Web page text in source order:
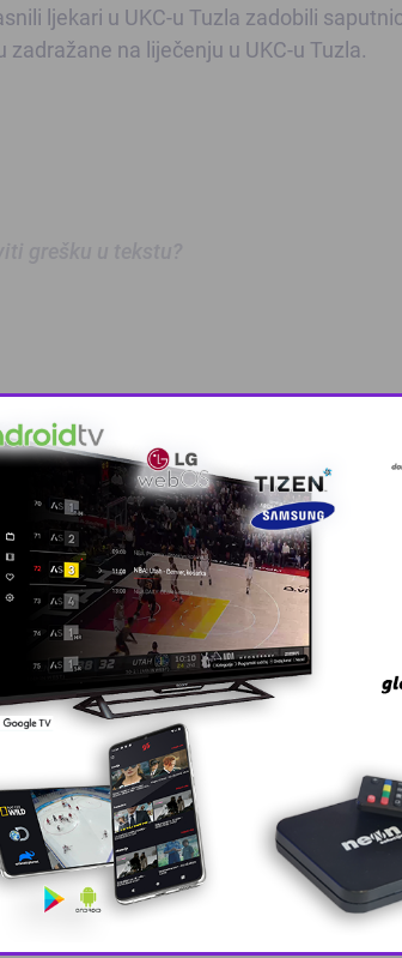
ljekari u UKC-u Tuzla zadobili
na liječenju u UKC-u Tuzla.
…
škola u Tuzla …
sastanak